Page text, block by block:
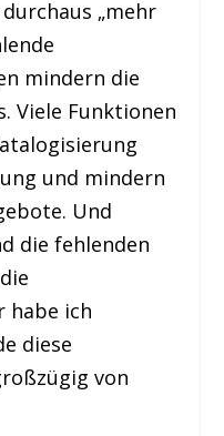
„mehr
mindern die
Viele Funktionen
und mindern
Und
die fehlenden
habe ich
diese
von